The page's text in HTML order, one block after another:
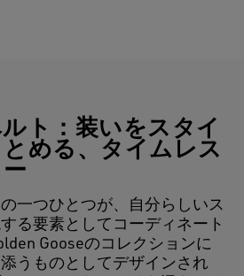
ト：装いをスタイ
める、タイムレス
一つひとつが、自分らしいス
る要素としてコーディネート
Gooseのコレクションに
うものとしてデザインされ